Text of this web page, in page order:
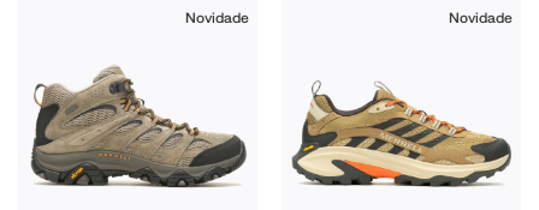
Novidade Novidade